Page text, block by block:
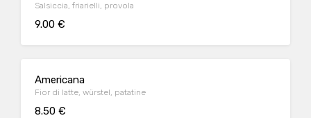
Salsiccia, friarielli, provola
9.00 €
Americana
Fior di latte, würstel, patatine
8.50 €